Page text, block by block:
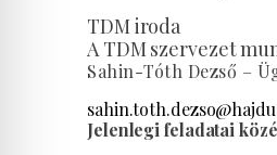
TDM iroda
A TDM szervezet
Sahin-Tóth Dezső –
Jelenlegi feladatai